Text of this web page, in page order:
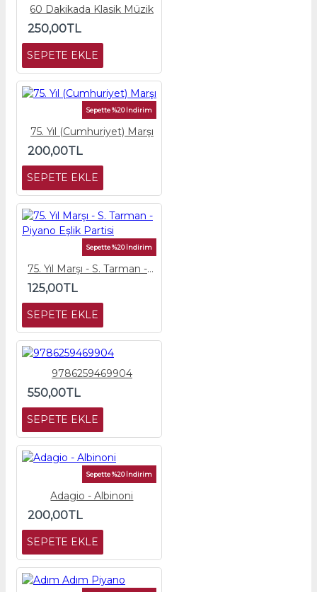
60 Dakikada Klasik Müzik
250,00TL
SEPETE EKLE
Sepette %20 İndirim
75. Yıl (Cumhuriyet) Marşı
200,00TL
SEPETE EKLE
Sepette %20 İndirim
75. Yıl Marşı - S. Tarman - Piyano Eşlik Partisi
125,00TL
SEPETE EKLE
9786259469904
550,00TL
SEPETE EKLE
Sepette %20 İndirim
Adagio - Albinoni
200,00TL
SEPETE EKLE